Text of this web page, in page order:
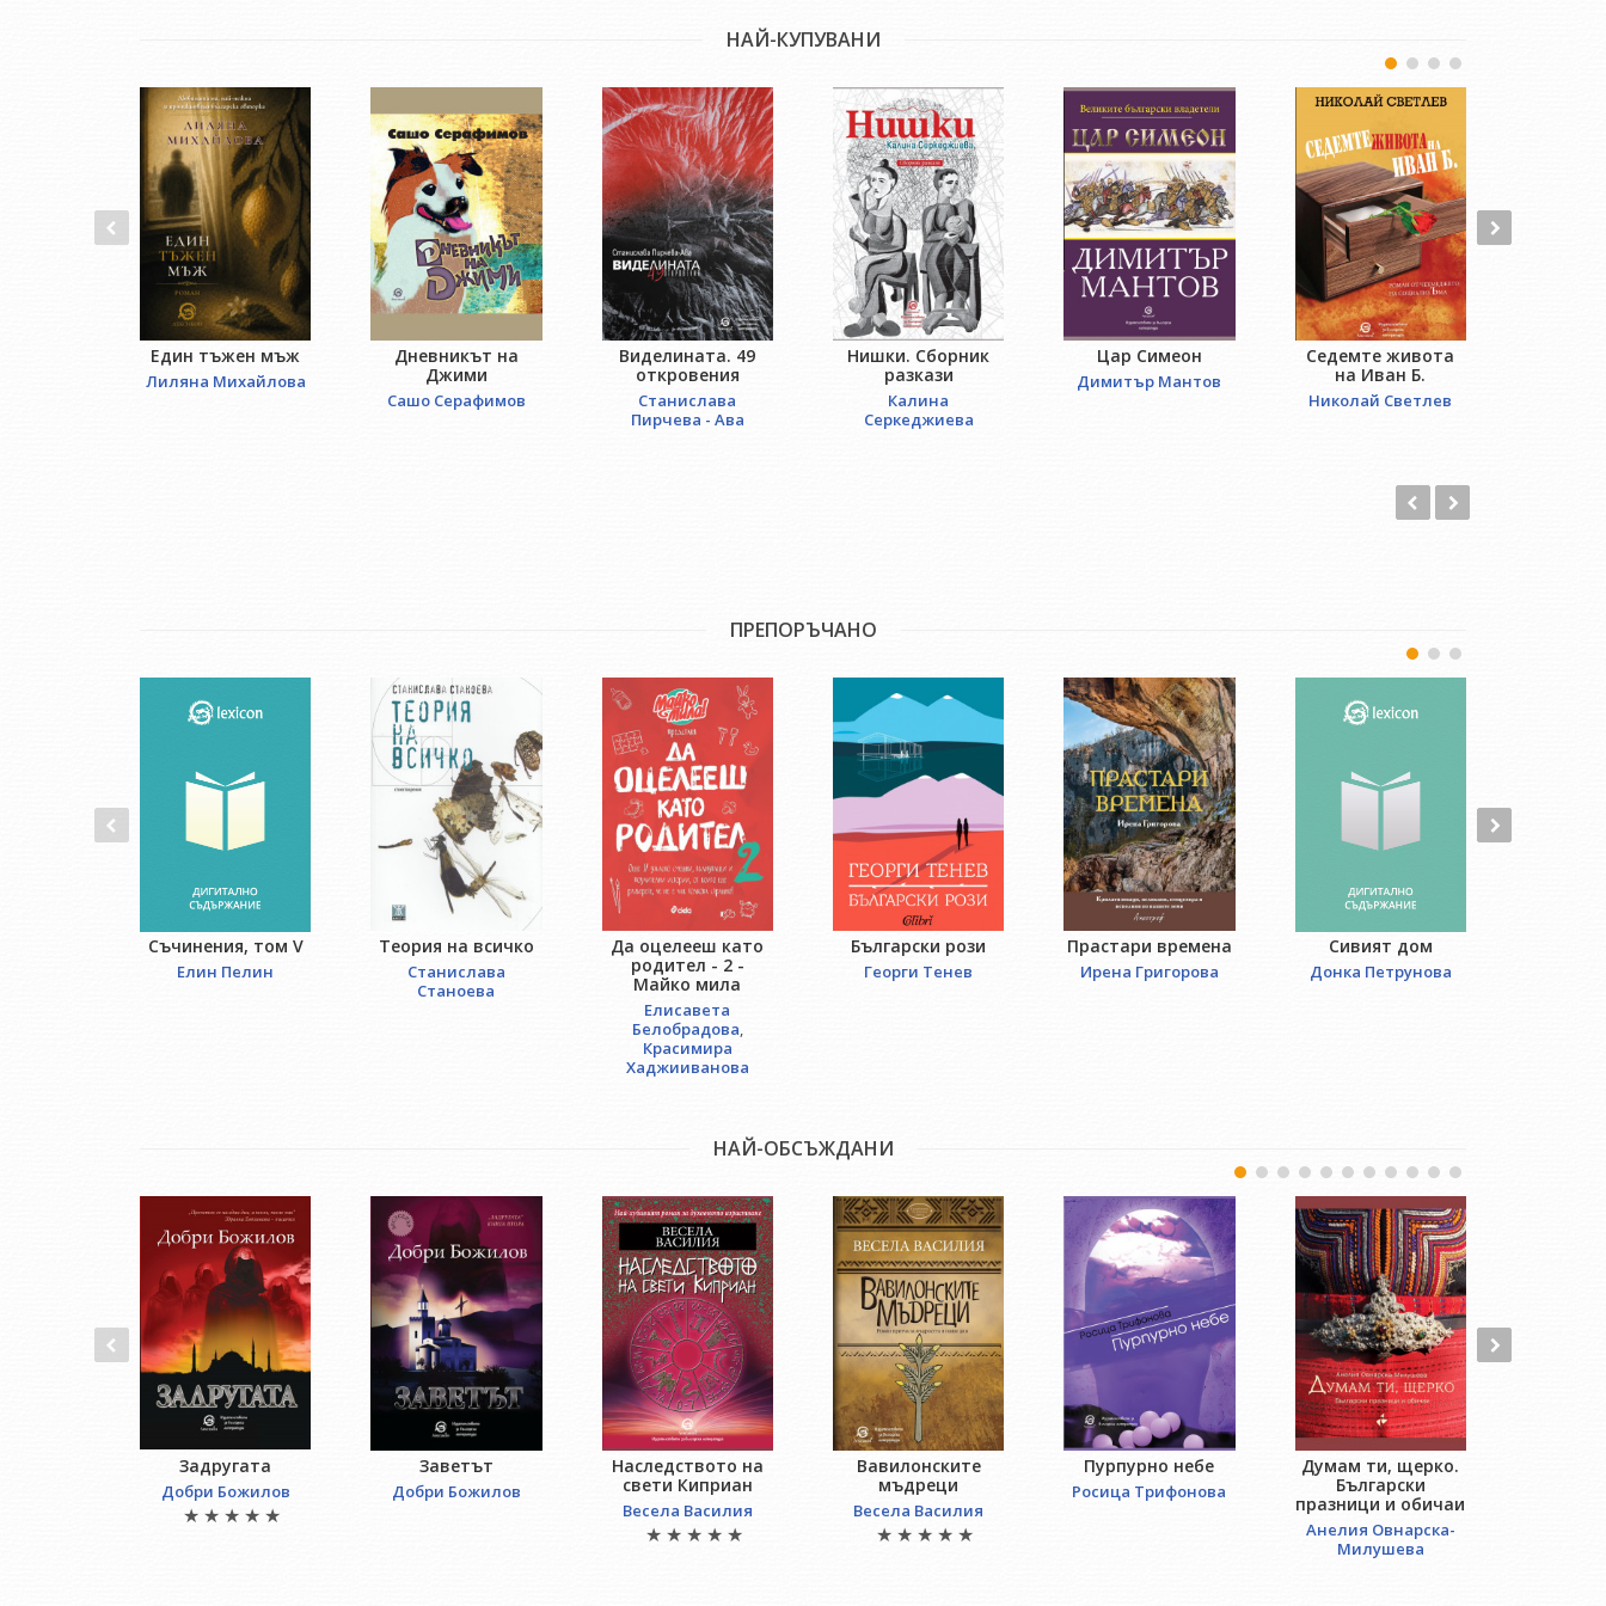
НАЙ-КУПУВАНИ
Един тъжен мъж
Лиляна Михайлова
Дневникът на
Джими
Сашо Серафимов
Виделината. 49
откровения
Станислава
Пирчева - Ава
Нишки. Сборник
разкази
Калина
Серкеджиева
Цар Симеон
Димитър Мантов
Седемте живота
на Иван Б.
Николай Светлев
ПРЕПОРЪЧАНО
Съчинения, том V
Елин Пелин
Теория на всичко
Станислава
Станоева
Да оцелееш като
родител - 2 -
Майко мила
Елисавета
Белобрадова,
Красимира
Хаджииванова
Български рози
Георги Тенев
Прастари времена
Ирена Григорова
Сивият дом
Донка Петрунова
НАЙ-ОБСЪЖДАНИ
Задругата
Добри Божилов
Заветът
Добри Божилов
Наследството на
свети Киприан
Весела Василия
Вавилонските
мъдреци
Весела Василия
Пурпурно небе
Росица Трифонова
Думам ти, щерко.
Български
празници и обичаи
Анелия Овнарска-
Милушева